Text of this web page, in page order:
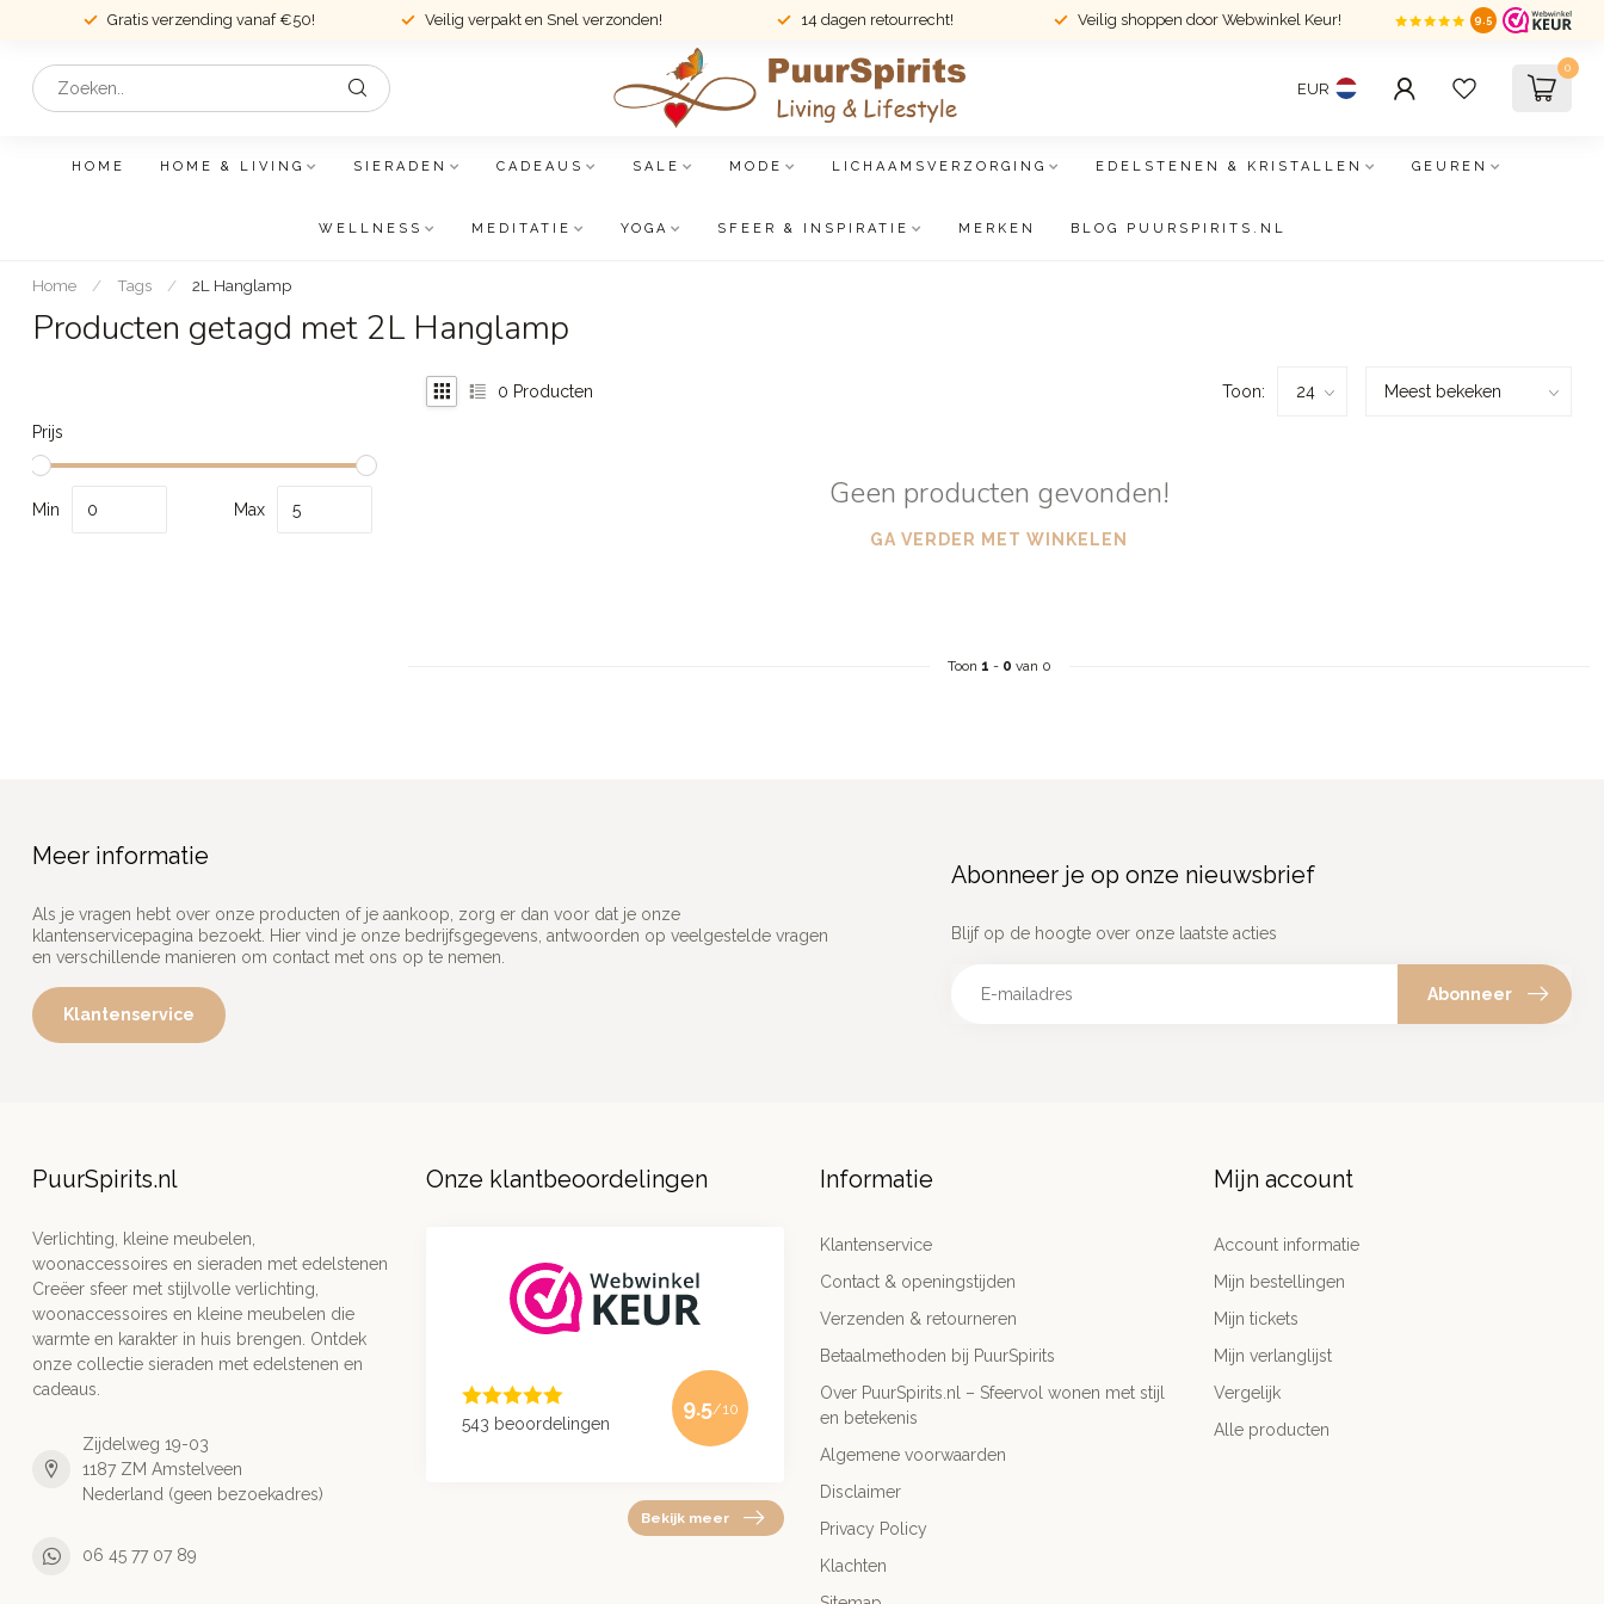
Gratis verzending vanaf €50! Veilig verpakt en Snel verzonden! 14 dagen retourrecht! Veilig shoppen door Webwinkel Keur! 9.5
EUR
0
HOME HOME & LIVING SIERADEN CADEAUS SALE MODE LICHAAMSVERZORGING EDELSTENEN & KRISTALLEN GEUREN
WELLNESS MEDITATIE YOGA SFEER & INSPIRATIE MERKEN BLOG PUURSPIRITS.NL
Home / Tags / 2L Hanglamp
Producten getagd met 2L Hanglamp
Prijs
Min Max
0 Producten Toon:
Geen producten gevonden!
GA VERDER MET WINKELEN
Toon 1 - 0 van 0
Meer informatie
Als je vragen hebt over onze producten of je aankoop, zorg er dan voor dat je onze
klantenservicepagina bezoekt. Hier vind je onze bedrijfsgegevens, antwoorden op veelgestelde vragen
en verschillende manieren om contact met ons op te nemen.
Klantenservice
Abonneer je op onze nieuwsbrief
Blijf op de hoogte over onze laatste acties
Abonneer
PuurSpirits.nl
Verlichting, kleine meubelen,
woonaccessoires en sieraden met edelstenen
Creëer sfeer met stijlvolle verlichting,
woonaccessoires en kleine meubelen die
warmte en karakter in huis brengen. Ontdek
onze collectie sieraden met edelstenen en
cadeaus.
Zijdelweg 19-03
1187 ZM Amstelveen
Nederland (geen bezoekadres)
06 45 77 07 89
Onze klantbeoordelingen
543 beoordelingen
9.5/10
Bekijk meer
Informatie
Klantenservice
Contact & openingstijden
Verzenden & retourneren
Betaalmethoden bij PuurSpirits
Over PuurSpirits.nl – Sfeervol wonen met stijl
en betekenis
Algemene voorwaarden
Disclaimer
Privacy Policy
Klachten
Mijn account
Account informatie
Mijn bestellingen
Mijn tickets
Mijn verlanglijst
Vergelijk
Alle producten